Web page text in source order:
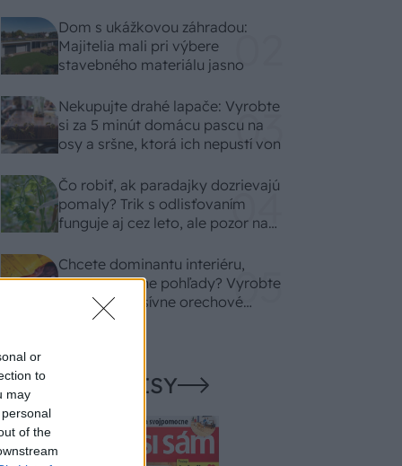
or
to
may
of the
Dom s ukážkovou záhradou:
Majitelia mali pri výbere
stavebného materiálu jasno
Nekupujte drahé lapače: Vyrobte
si za 5 minút domácu pascu na
osy a sršne, ktorá ich nepustí von
Čo robiť, ak paradajky dozrievajú
pomaly? Trik s odlisťovaním
funguje aj cez leto, ale pozor na
Chcete dominantu interiéru,
ktorá pritiahne pohľady? Vyrobte
si takéto masívne orechové
svietidlo
NAŠE ČASOPISY